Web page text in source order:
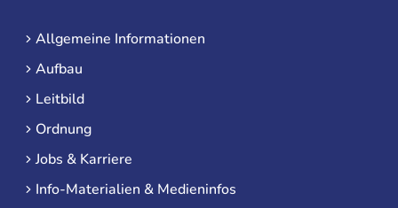
Allgemeine Informationen
Aufbau
Leitbild
Ordnung
Jobs & Karriere
Info-Materialien & Medieninfos